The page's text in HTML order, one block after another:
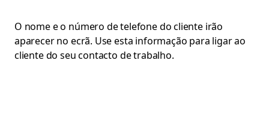
O nome e o número de telefone do cliente irão
aparecer no ecrã. Use esta informação para ligar ao
cliente do seu contacto de trabalho.